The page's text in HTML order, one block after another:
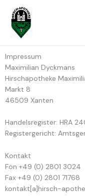
Inhalt
springen
Impressum
Maximilian Dyckmans
Hirschapotheke
Markt 8
46509 Xanten
Handelsregister: HRA
Registergericht:
Kontakt
Fon +49 (0) 2801 3024
Fax +49 (0) 2801 71768
kontakt[a]hirsch-